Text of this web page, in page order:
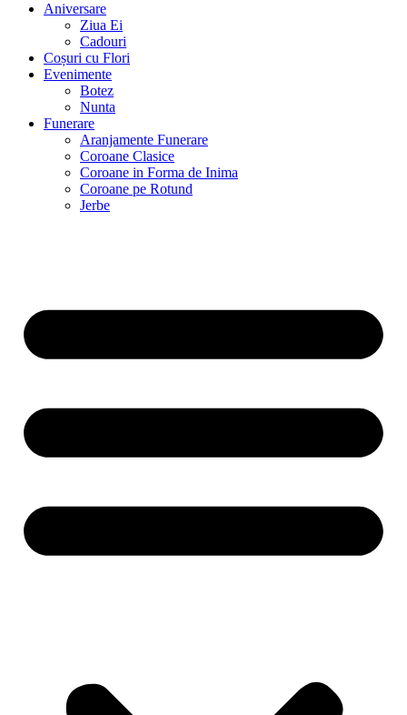
Aniversare
Ziua Ei
Cadouri
Coșuri cu Flori
Evenimente
Botez
Nunta
Funerare
Aranjamente Funerare
Coroane Clasice
Coroane in Forma de Inima
Coroane pe Rotund
Jerbe